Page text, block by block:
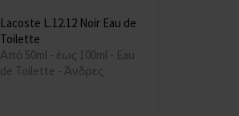
Lacoste L.12.12 Noir Eau de
Toilette
Από 50ml - έως 100ml - Eau
de Toilette - Άνδρες